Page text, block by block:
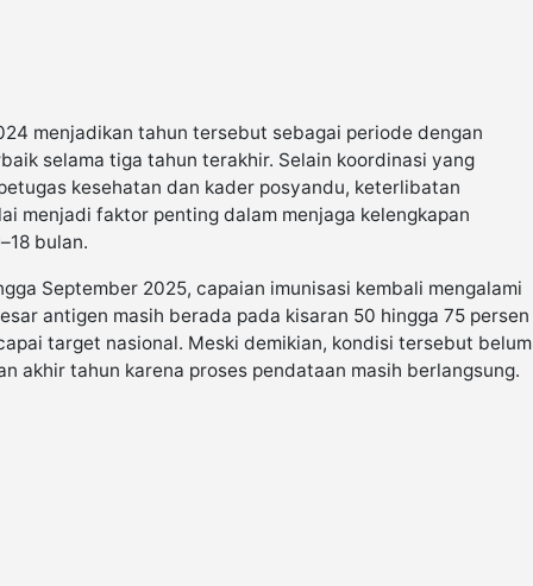
menjadikan tahun tersebut sebagai periode dengan
selama tiga tahun terakhir. Selain koordinasi yang
kesehatan dan kader posyandu, keterlibatan
menjadi faktor penting dalam menjaga kelengkapan
bulan.
September 2025, capaian imunisasi kembali mengalami
antigen masih berada pada kisaran 50 hingga 75 persen
target nasional. Meski demikian, kondisi tersebut belum
akhir tahun karena proses pendataan masih berlangsung.